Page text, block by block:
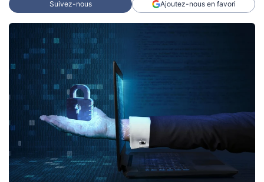
Suivez-nous Ajoutez-nous en favori